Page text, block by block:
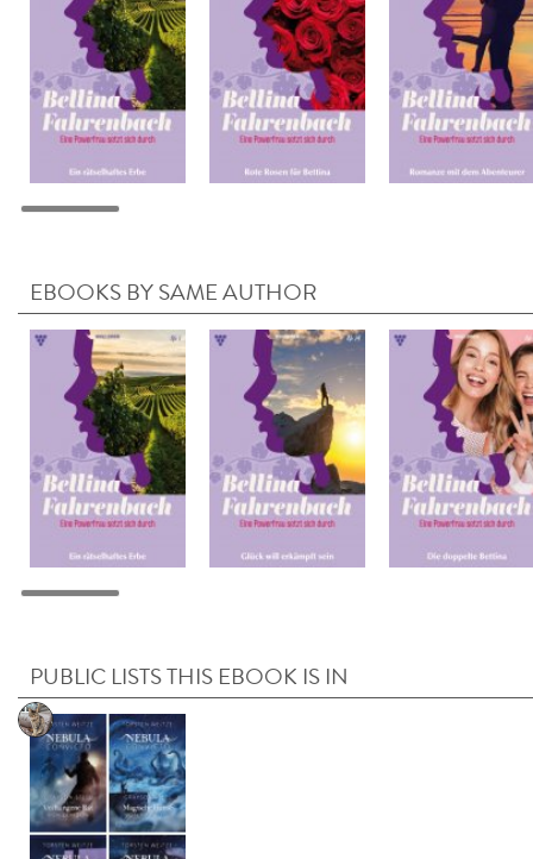
EBOOKS BY SAME AUTHOR
PUBLIC LISTS THIS EBOOK IS IN